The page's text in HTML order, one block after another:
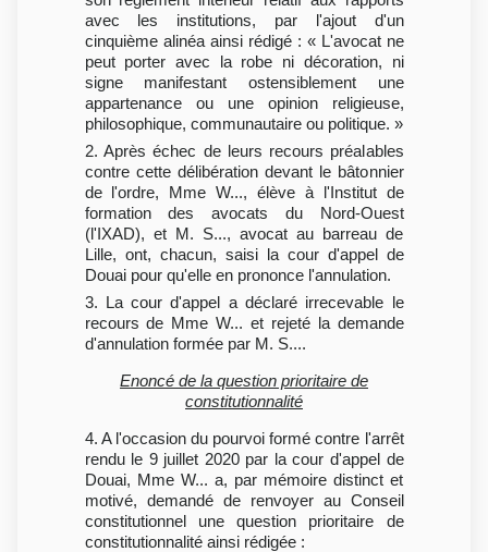
avec les institutions, par l'ajout d'un
cinquième alinéa ainsi rédigé : « L'avocat ne
peut porter avec la robe ni décoration, ni
signe manifestant ostensiblement une
appartenance ou une opinion religieuse,
philosophique, communautaire ou politique. »
2. Après échec de leurs recours préalables
contre cette délibération devant le bâtonnier
de l'ordre, Mme W..., élève à l'Institut de
formation des avocats du Nord-Ouest
(l'IXAD), et M. S..., avocat au barreau de
Lille, ont, chacun, saisi la cour d'appel de
Douai pour qu'elle en prononce l'annulation.
3. La cour d'appel a déclaré irrecevable le
recours de Mme W... et rejeté la demande
d'annulation formée par M. S....
Enoncé de la question prioritaire de
constitutionnalité
4. A l'occasion du pourvoi formé contre l'arrêt
rendu le 9 juillet 2020 par la cour d'appel de
Douai, Mme W... a, par mémoire distinct et
motivé, demandé de renvoyer au Conseil
constitutionnel une question prioritaire de
constitutionnalité ainsi rédigée :